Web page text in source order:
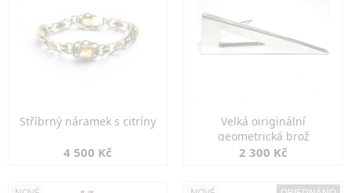
Stříbrný náramek s citríny
4 500 Kč
Velká oiriginální
geometrická brož
2 300 Kč